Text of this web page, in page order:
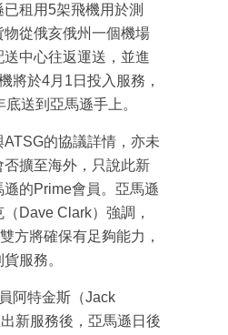
租用5架飛機用於測
從俄亥俄州一個機場
中心往返運送，並進
將於4月1日投入服務，
送到亞馬遜手上。
的協議詳情，亦未
擴至海外，只說此新
遜的Prime會員。亞馬遜
Dave Clark）強調，
方將確保有足夠能力，
服務。
阿特金斯（Jack
新服務後，亞馬遜日後